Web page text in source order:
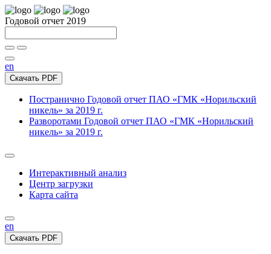
Годовой отчет 2019
en
Скачать PDF
Постранично Годовой отчет ПАО «ГМК «Норильский
никель» за 2019 г.
Разворотами Годовой отчет ПАО «ГМК «Норильский
никель» за 2019 г.
Интерактивный анализ
Центр загрузки
Карта сайта
en
Скачать PDF